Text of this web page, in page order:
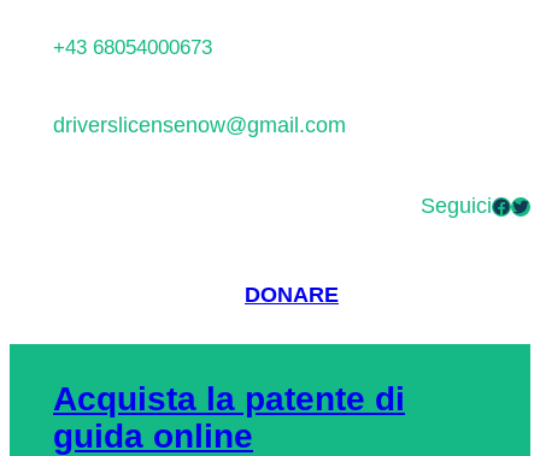
+43 68054000673
driverslicensenow@gmail.com
SeguiciFacebook Twitter
DONARE
Acquista la patente di
guida online